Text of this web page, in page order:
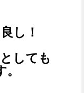
し！
しても